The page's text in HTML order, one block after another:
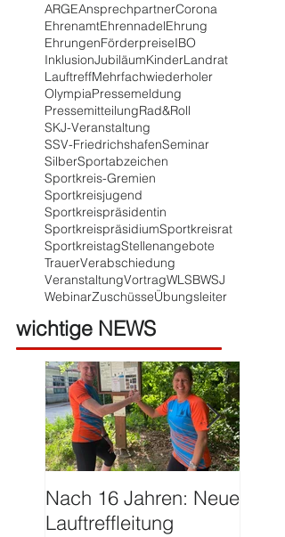
ARGEAnsprechpartnerCorona
EhrenamtEhrennadelEhrung
EhrungenFörderpreiseIBO
InklusionJubiläumKinderLandrat
LauftreffMehrfachwiederholer
OlympiaPressemeldung
PressemitteilungRad&Roll
SKJ-Veranstaltung
SSV-FriedrichshafenSeminar
SilberSportabzeichen
Sportkreis-Gremien
Sportkreisjugend
Sportkreispräsidentin
SportkreispräsidiumSportkreisrat
SportkreistagStellenangebote
TrauerVerabschiedung
VeranstaltungVortragWLSBWSJ
WebinarZuschüsseÜbungsleiter
wichtige NEWS
Nach 16 Jahren: Neue
Lauftreffleitung